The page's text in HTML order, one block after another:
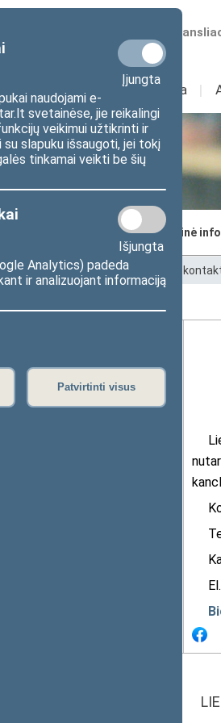
Įjungta
naudojami e-
svetainėse, jie reikalingi
veikimui užtikrinti ir
slapuku išsaugoti, jei tokį
tinkamai veikti be šių
Išjungta
Analytics) padeda
ir analizuojant informaciją
Patvirtinti visus
Numatomos
Sudėtis Veikla I
kanceliarija
Struktūra ir kontaktinė
>Seimo kanceliarija>Struktūra ir
El.